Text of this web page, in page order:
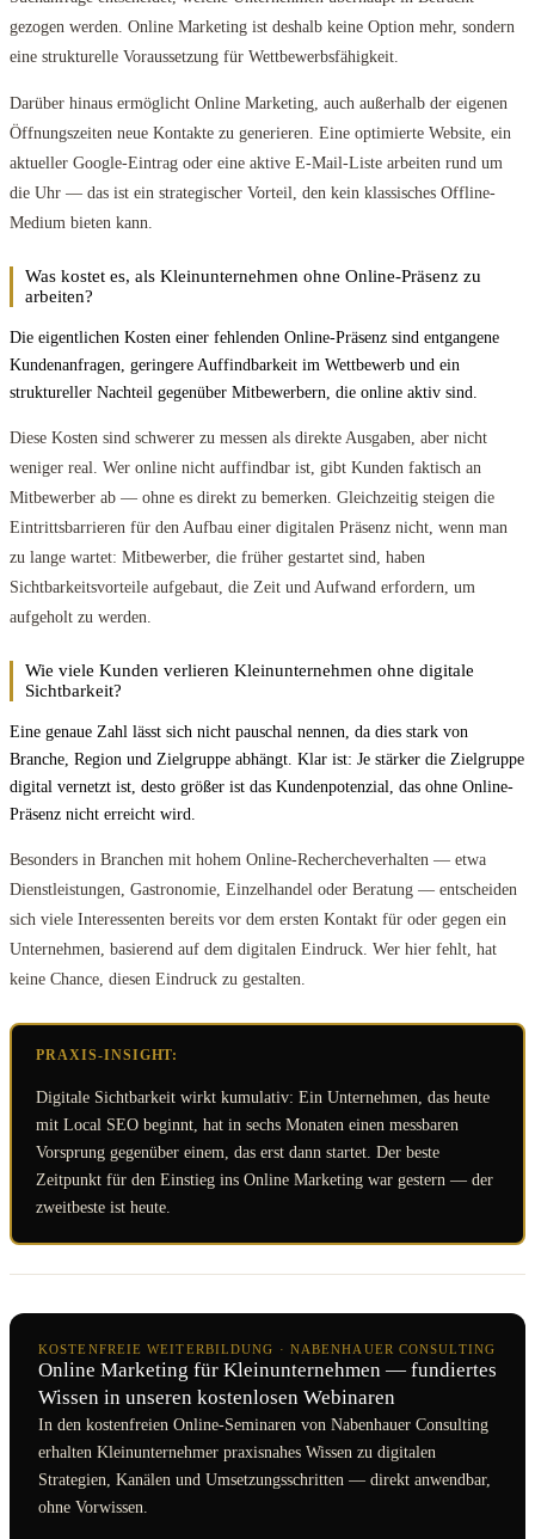
gezogen werden. Online Marketing ist deshalb keine Option mehr, sondern
eine strukturelle Voraussetzung für Wettbewerbsfähigkeit.
Darüber hinaus ermöglicht Online Marketing, auch außerhalb der eigenen
Öffnungszeiten neue Kontakte zu generieren. Eine optimierte Website, ein
aktueller Google-Eintrag oder eine aktive E-Mail-Liste arbeiten rund um
die Uhr — das ist ein strategischer Vorteil, den kein klassisches Offline-
Medium bieten kann.
Was kostet es, als Kleinunternehmen ohne Online-Präsenz zu
arbeiten?
Die eigentlichen Kosten einer fehlenden Online-Präsenz sind entgangene
Kundenanfragen, geringere Auffindbarkeit im Wettbewerb und ein
struktureller Nachteil gegenüber Mitbewerbern, die online aktiv sind.
Diese Kosten sind schwerer zu messen als direkte Ausgaben, aber nicht
weniger real. Wer online nicht auffindbar ist, gibt Kunden faktisch an
Mitbewerber ab — ohne es direkt zu bemerken. Gleichzeitig steigen die
Eintrittsbarrieren für den Aufbau einer digitalen Präsenz nicht, wenn man
zu lange wartet: Mitbewerber, die früher gestartet sind, haben
Sichtbarkeitsvorteile aufgebaut, die Zeit und Aufwand erfordern, um
aufgeholt zu werden.
Wie viele Kunden verlieren Kleinunternehmen ohne digitale
Sichtbarkeit?
Eine genaue Zahl lässt sich nicht pauschal nennen, da dies stark von
Branche, Region und Zielgruppe abhängt. Klar ist: Je stärker die Zielgruppe
digital vernetzt ist, desto größer ist das Kundenpotenzial, das ohne Online-
Präsenz nicht erreicht wird.
Besonders in Branchen mit hohem Online-Rechercheverhalten — etwa
Dienstleistungen, Gastronomie, Einzelhandel oder Beratung — entscheiden
sich viele Interessenten bereits vor dem ersten Kontakt für oder gegen ein
Unternehmen, basierend auf dem digitalen Eindruck. Wer hier fehlt, hat
keine Chance, diesen Eindruck zu gestalten.
PRAXIS-INSIGHT:
Digitale Sichtbarkeit wirkt kumulativ: Ein Unternehmen, das heute
mit Local SEO beginnt, hat in sechs Monaten einen messbaren
Vorsprung gegenüber einem, das erst dann startet. Der beste
Zeitpunkt für den Einstieg ins Online Marketing war gestern — der
zweitbeste ist heute.
KOSTENFREIE WEITERBILDUNG · NABENHAUER CONSULTING
Online Marketing für Kleinunternehmen — fundiertes
Wissen in unseren kostenlosen Webinaren
In den kostenfreien Online-Seminaren von Nabenhauer Consulting
erhalten Kleinunternehmer praxisnahes Wissen zu digitalen
Strategien, Kanälen und Umsetzungsschritten — direkt anwendbar,
ohne Vorwissen.